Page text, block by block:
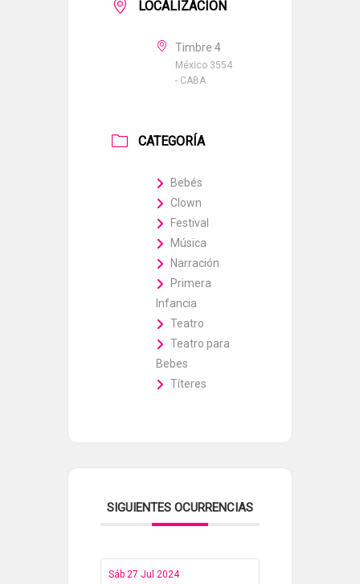
LOCALIZACIÓN
Timbre 4
México 3554
- CABA
CATEGORÍA
Bebés
Clown
Festival
Música
Narración
Primera
Infancia
Teatro
Teatro para
Bebes
Títeres
SIGUIENTES OCURRENCIAS
Sáb 27 Jul 2024